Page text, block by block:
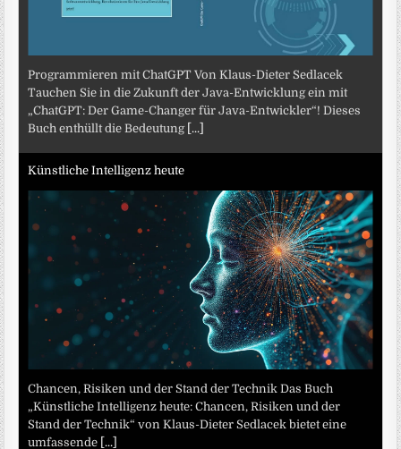
Programmieren mit ChatGPT Von Klaus-Dieter Sedlacek
Tauchen Sie in die Zukunft der Java-Entwicklung ein mit
„ChatGPT: Der Game-Changer für Java-Entwickler“! Dieses
Buch enthüllt die Bedeutung [...]
Künstliche Intelligenz heute
Chancen, Risiken und der Stand der Technik Das Buch
„Künstliche Intelligenz heute: Chancen, Risiken und der
Stand der Technik“ von Klaus-Dieter Sedlacek bietet eine
umfassende [...]